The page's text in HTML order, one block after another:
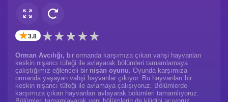
✭3.8
Orman Avcılığı, bir ormanda karşımıza çıkan vahşi hayvanları
keskin nişancı tüfeği ile avlayarak bölümleri tamamlamaya
çalıştığımız eğlenceli bir nişan oyunu. Oyunda karşımıza
ormanda yaşayan vahşi hayvanlar çıkıyor. Bu hayvanları bir
keskin nişancı tüfeği ile avlamaya çalışıyoruz. Bölümlerde
karşımıza çıkan hayvanları avlayarak bölümleri tamamlıyoruz.